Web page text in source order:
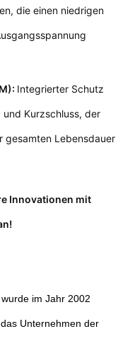
die einen niedrigen
Integrierter Schutz
Kurzschluss, der
gesamten Lebensdauer
Innovationen mit
im Jahr 2002
Unternehmen der